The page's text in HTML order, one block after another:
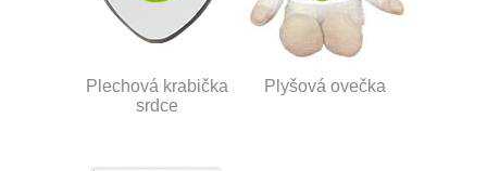
Plechová krabička
srdce
Plyšová ovečka